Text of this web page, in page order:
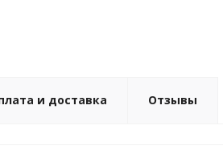
и доставка Отзывы